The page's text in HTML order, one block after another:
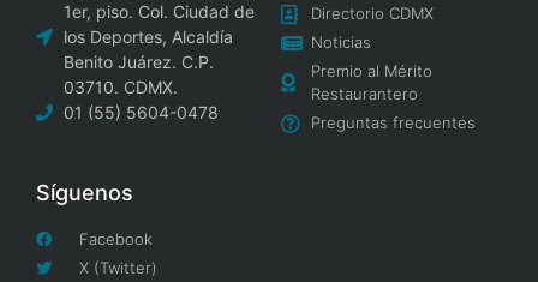
1er, piso. Col. Ciudad de
los Deportes, Alcaldía
Benito Juárez. C.P.
03710. CDMX.
01 (55) 5604-0478
Directorio CDMX
Noticias
Premio al Mérito
Restaurantero
Preguntas frecuentes
Síguenos
Facebook
X (Twitter)